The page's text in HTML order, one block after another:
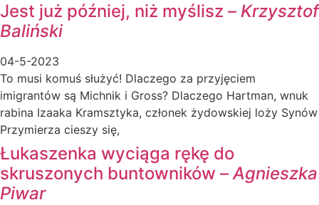
Jest już później, niż myślisz – Krzysztof
Baliński
04-5-2023
To musi komuś służyć! Dlaczego za przyjęciem
imigrantów są Michnik i Gross? Dlaczego Hartman, wnuk
rabina Izaaka Kramsztyka, członek żydowskiej loży Synów
Przymierza cieszy się,
Łukaszenka wyciąga rękę do
skruszonych buntowników –Agnieszka
Piwar